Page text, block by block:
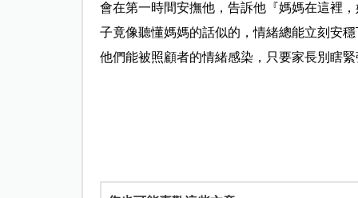
會在第一時間安撫他，告訴他『媽媽在這裡
子竟像聽懂媽媽的話似的，情緒總能立刻安
他們能被照顧者的情緒感染，只要家長別瞎